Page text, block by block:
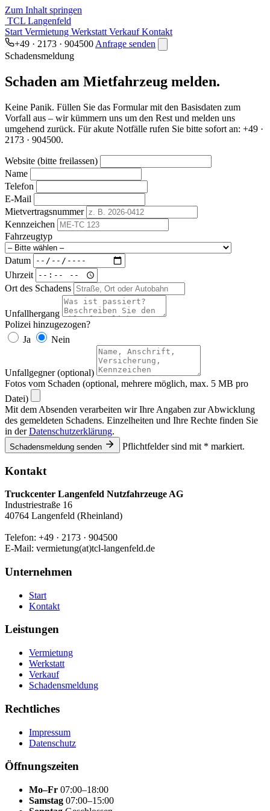
Zum Inhalt springen
TCL Langenfeld
Start Vermietung Werkstatt VerkaufKontakt
+49 · 2173 · 904500 Anfrage senden
Schadensmeldung
Schaden am Mietfahrzeug melden.
Keine Panik. Füllen Sie das Formular mit den Basisdaten zum
Vorfall aus – wir kümmern uns um den Rest und melden uns
umgehend zurück. Für akute Notfälle rufen Sie bitte sofort an: +49 ·
2173 · 904500.
Website (bitte freilassen)
Name
Telefon
E-Mail
Mietvertragsnummer
Kennzeichen
Fahrzeugtyp
Datum
Uhrzeit
Ort des Schadens
Unfallhergang
Polizei hinzugezogen?
Ja
Nein
Unfallgegner (optional)
Fotos vom Schaden (optional, mehrere möglich, max. 5 MB pro
Datei)
Mit dem Absenden verarbeiten wir Ihre Angaben zur Abwicklung
des gemeldeten Schadens. Einzelheiten und Ihre Rechte finden Sie
in derDatenschutzerklärung.
Schadensmeldung senden Pflichtfelder sind mit * markiert.
Kontakt
Truckcenter Langenfeld Nutzfahrzeuge AG
Industriestraße 16
40764 Langenfeld (Rheinland)
Telefon: +49 · 2173 · 904500
E-Mail: vermietung(at)tcl-langenfeld.de
Unternehmen
Start
Kontakt
Leistungen
Vermietung
Werkstatt
Verkauf
Schadensmeldung
Rechtliches
Impressum
Datenschutz
Öffnungszeiten
Mo–Fr 07:00–18:00
Samstag 07:00–15:00